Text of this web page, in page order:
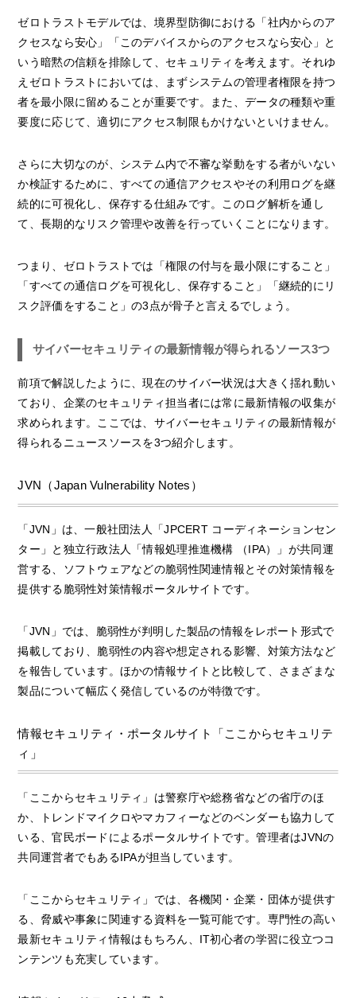
ゼロトラストモデルでは、境界型防御における「社内からのア
クセスなら安心」「このデバイスからのアクセスなら安心」と
いう暗黙の信頼を排除して、セキュリティを考えます。それゆ
えゼロトラストにおいては、まずシステムの管理者権限を持つ
者を最小限に留めることが重要です。また、データの種類や重
要度に応じて、適切にアクセス制限もかけないといけません。
さらに大切なのが、システム内で不審な挙動をする者がいない
か検証するために、すべての通信アクセスやその利用ログを継
続的に可視化し、保存する仕組みです。このログ解析を通し
て、長期的なリスク管理や改善を行っていくことになります。
つまり、ゼロトラストでは「権限の付与を最小限にすること」
「すべての通信ログを可視化し、保存すること」「継続的にリ
スク評価をすること」の3点が骨子と言えるでしょう。
サイバーセキュリティの最新情報が得られるソース3つ
前項で解説したように、現在のサイバー状況は大きく揺れ動い
ており、企業のセキュリティ担当者には常に最新情報の収集が
求められます。ここでは、サイバーセキュリティの最新情報が
得られるニュースソースを3つ紹介します。
JVN（Japan Vulnerability Notes）
「JVN」は、一般社団法人「JPCERT コーディネーションセン
ター」と独立行政法人「情報処理推進機構 （IPA）」が共同運
営する、ソフトウェアなどの脆弱性関連情報とその対策情報を
提供する脆弱性対策情報ポータルサイトです。
「JVN」では、脆弱性が判明した製品の情報をレポート形式で
掲載しており、脆弱性の内容や想定される影響、対策方法など
を報告しています。ほかの情報サイトと比較して、さまざまな
製品について幅広く発信しているのが特徴です。
情報セキュリティ・ポータルサイト「ここからセキュリテ
ィ」
「ここからセキュリティ」は警察庁や総務省などの省庁のほ
か、トレンドマイクロやマカフィーなどのベンダーも協力して
いる、官民ボードによるポータルサイトです。管理者はJVNの
共同運営者でもあるIPAが担当しています。
「ここからセキュリティ」では、各機関・企業・団体が提供す
る、脅威や事象に関連する資料を一覧可能です。専門性の高い
最新セキュリティ情報はもちろん、IT初心者の学習に役立つコ
ンテンツも充実しています。